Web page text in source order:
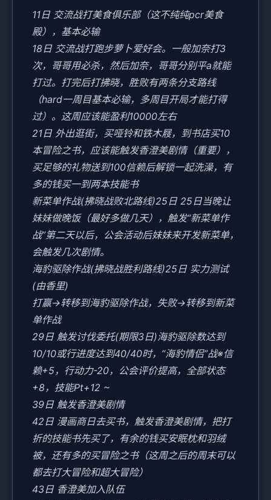
11日 交流战打美食俱乐部（这不纯纯pcr美食
殿），基本必输
18日 交流战打跑步萝卜爱好会。一般加奈打3
次，哥哥用必杀，然后加奈，哥哥分别平a就能
打过。打完后打拂晓，胜败有两条分支路线
（hard一周目基本必输，多周目开局才能打得
过）。这周应该能盈利10000左右
21日 外出逛街，买哑铃和铁木屐，到书店买10
本冒险之书，应该能触发香澄美剧情（重要），
买足够的礼物送到100信赖后解锁一起洗澡，有
多的钱买一到两本技能书
新菜单作战(拂晓战败北路线)25日 25日当晚让
妹妹做晚饭（最好多做几天），触发“新菜单作
战”第二天以后，公会活动后妹妹来开发新菜单，
会触发几次剧情。
海豹驱除作战(拂晓战胜利路线)25日 实力测试
(由香里)
打赢→转移到海豹驱除作战，失败→转移到新菜
单作战
29日 触发讨伐委托(期限3日)海豹驱除数达到
10/10或行进度达到40/40时，“海豹情侣”战※信
赖+5，行动力-20，公会评价提高，全部状态
+8，技能Pt+12 ~
39日 触发香澄美剧情
42日 漫画商日去买书，触发香澄美剧情，把打
折的技能书先买了，有余的钱买安眠枕和羽绒
被，还有多的买冒险之书（这周之后的周末可以
都去打大冒险和超大冒险）
43日 香澄美加入队伍